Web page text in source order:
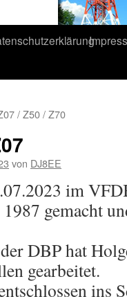
/ Z50 / Z70
von DJ8EE
im
gemacht
DBP hat
gearbeitet.
ins